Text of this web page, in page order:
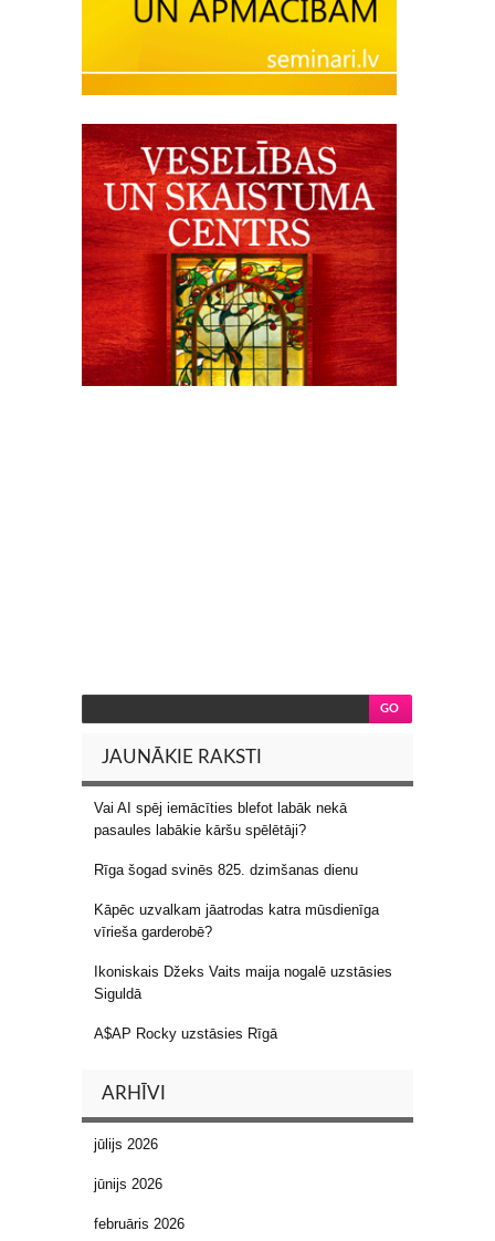
JAUNĀKIE RAKSTI
Vai AI spēj iemācīties blefot labāk nekā
pasaules labākie kāršu spēlētāji?
Rīga šogad svinēs 825. dzimšanas dienu
Kāpēc uzvalkam jāatrodas katra mūsdienīga
vīrieša garderobē?
Ikoniskais Džeks Vaits maija nogalē uzstāsies
Siguldā
A$AP Rocky uzstāsies Rīgā
ARHĪVI
jūlijs 2026
jūnijs 2026
februāris 2026